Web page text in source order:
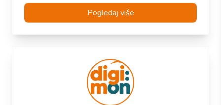
Pogledaj više